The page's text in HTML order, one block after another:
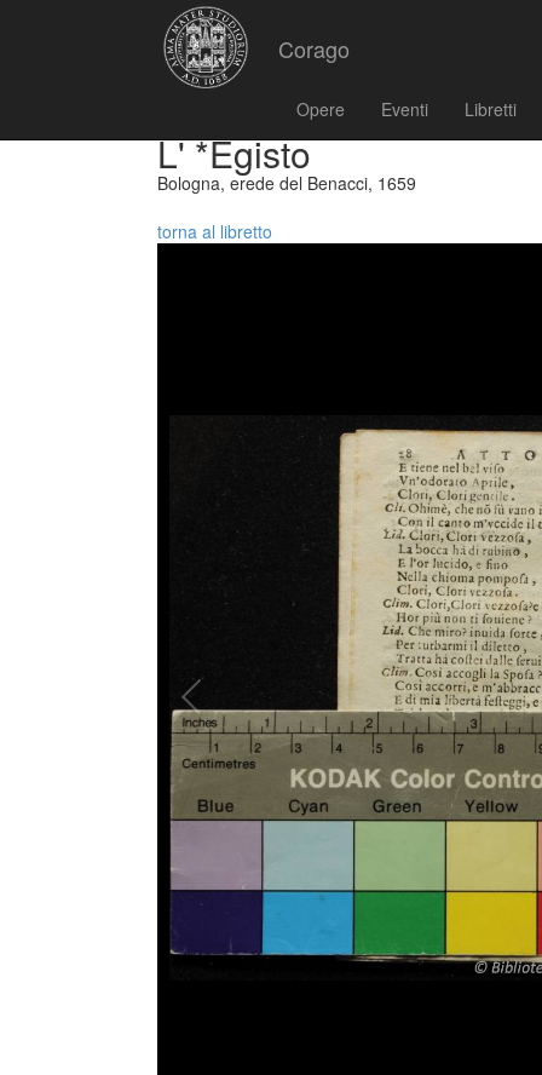
Corago
Opere Eventi Libretti
L' *Egisto
Bologna, erede del Benacci, 1659
torna al libretto